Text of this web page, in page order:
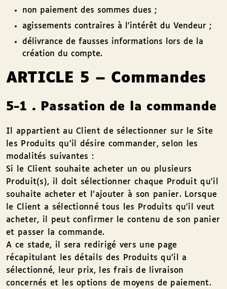
non paiement des sommes dues ;
agissements contraires à l’intérêt du Vendeur ;
délivrance de fausses informations lors de la
création du compte.
ARTICLE 5 – Commandes
5-1 . Passation de la commande
Il appartient au Client de sélectionner sur le Site
les Produits qu’il désire commander, selon les
modalités suivantes :
Si le Client souhaite acheter un ou plusieurs
Produit(s), il doit sélectionner chaque Produit qu’il
souhaite acheter et l’ajouter à son panier. Lorsque
le Client a sélectionné tous les Produits qu’il veut
acheter, il peut confirmer le contenu de son panier
et passer la commande.
A ce stade, il sera redirigé vers une page
récapitulant les détails des Produits qu’il a
sélectionné, leur prix, les frais de livraison
concernés et les options de moyens de paiement.